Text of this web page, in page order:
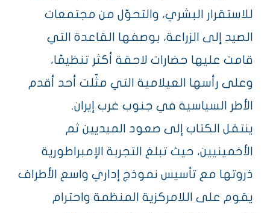
للاستقرار البشري، والتحوّل من مجتمعات
الصيد إلى الزراعة، بوصفها القاعدة التي
قامت عليها حضارات لاحقة أكثر تنظيمًا،
وعلى رأسها العيلامية التي مثّلت أحد أقدم
الأطر السياسية في جنوب غرب إيران.
ينتقل الكتاب إلى صعود الميديين ثم
الأخمينيين، حيث تبلغ التجربة الإمبراطورية
ذروتها مع تأسيس نموذج إداري واسع الأطراف
يقوم على اللامركزية المنظمة واحترام